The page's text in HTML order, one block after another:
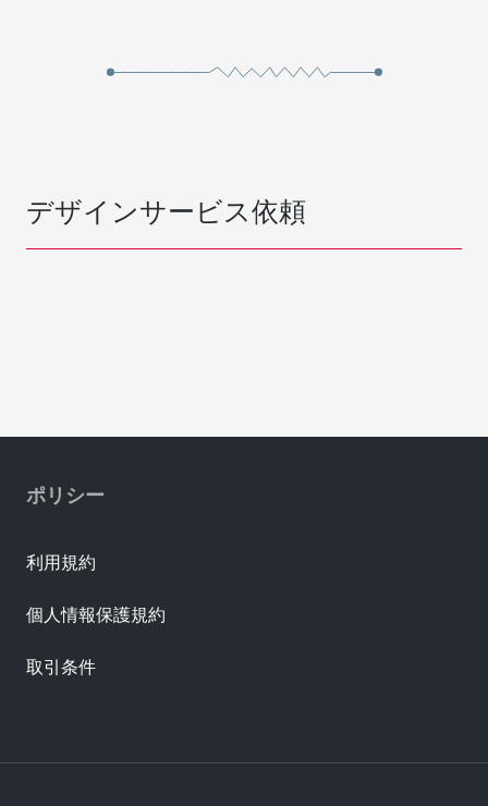
デザインサービス依頼
ポリシー
利用規約
個人情報保護規約
取引条件